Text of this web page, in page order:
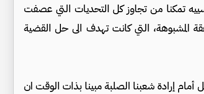
تمكنا من تجاوز كل التحديات التي عصفت
المشبوهة، التي كانت تهدف الى حل القضية
إرادة شعبنا الصلبة مبينا بذات الوقت ان